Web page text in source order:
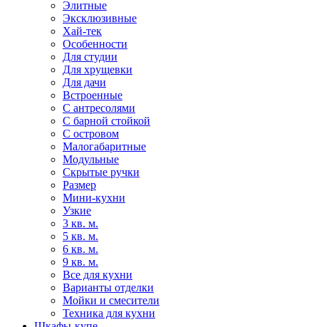
Элитные
Эксклюзивные
Хай-тек
Особенности
Для студии
Для хрущевки
Для дачи
Встроенные
С антресолями
С барной стойкой
С островом
Малогабаритные
Модульные
Скрытые ручки
Размер
Мини-кухни
Узкие
3 кв. м.
5 кв. м.
6 кв. м.
9 кв. м.
Все для кухни
Варианты отделки
Мойки и смесители
Техника для кухни